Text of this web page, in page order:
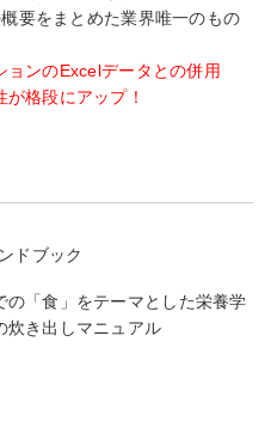
要をまとめた業界唯一のもの
ョンのExcelデータとの併用
が格段にアップ！
ドブック
の「食」をテーマとした栄養学
炊き出しマニュアル